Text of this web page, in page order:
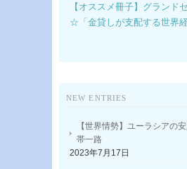
【オススメ冊子】グランド
☆「金貸しが支配する世界経
NEW ENTRIES
【世界情勢】ユーラシアの
帯一路
2023年7月17日